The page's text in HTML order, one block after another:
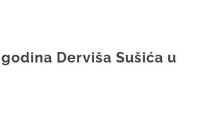
godina Derviša Sušića u